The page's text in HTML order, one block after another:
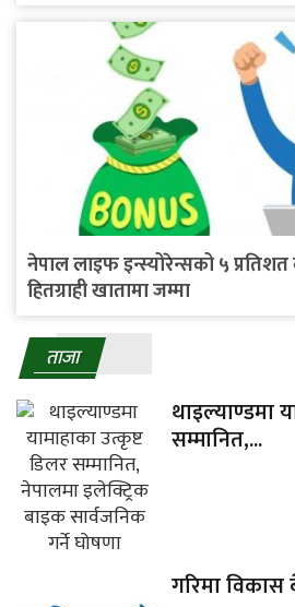
नेपाल लाइफ इन्स्योरेन्सको ५
हितग्राही खातामा जम्मा
ताजा
थाइल्याण्डमा
सम्मानित,...
गरिमा